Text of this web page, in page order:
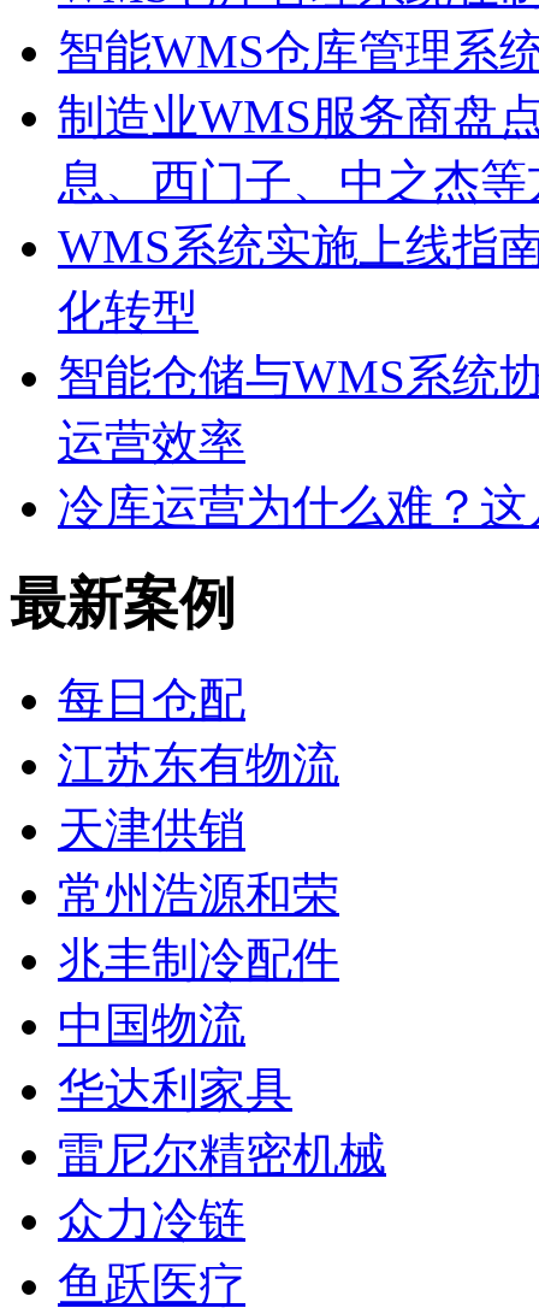
智能WMS仓库管理系
制造业WMS服务商盘
息、西门子、中之杰
WMS系统实施上线指
化转型
智能仓储与WMS系统
运营效率
冷库运营为什么难？
最新案例
每日仓配
江苏东有物流
天津供销
常州浩源和荣
兆丰制冷配件
中国物流
华达利家具
雷尼尔精密机械
众力冷链
鱼跃医疗